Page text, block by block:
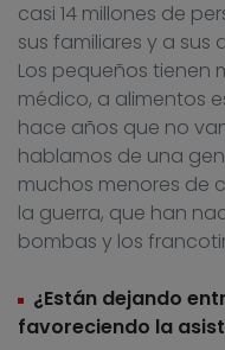
casi 14 millones de
sus familiares y a sus
Los pequeños tienen
médico, a alimentos
hace años que no
hablamos de una
muchos menores de
la guerra, que han
bombas y los
¿Están dejando
favoreciendo la